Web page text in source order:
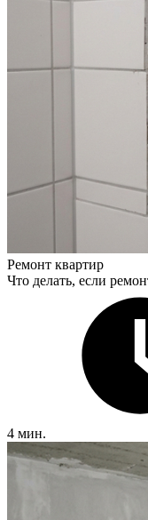
Ремонт квартир
Что делать, если
4 мин.